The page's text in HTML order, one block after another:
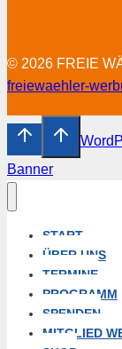
© 2026 FREIE
freiewaehler-
Banner
START
ÜBER UNS
TERMINE
PROGRAMM
SPENDEN
MITGLIED